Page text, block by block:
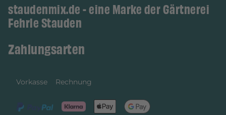
staudenmix.de - eine Marke der Gärtnerei
Fehrle Stauden
Zahlungsarten
Vorkasse Rechnung